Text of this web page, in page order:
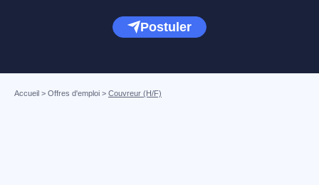
Postuler
Accueil > Offres d'emploi > Couvreur (H/F)